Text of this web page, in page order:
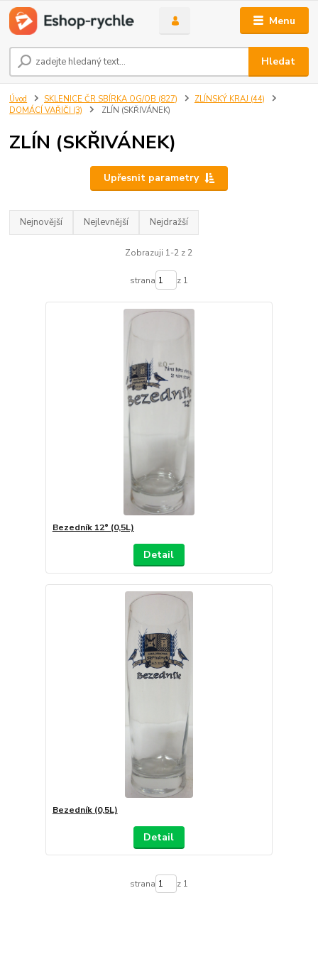
Menu
Hledat
Úvod SKLENICE ČR SBÍRKA OG/OB (827)
ZLÍNSKÝ KRAJ (44)
DOMÁCÍ VAŘIČI (3)
ZLÍN (SKŘIVÁNEK)
ZLÍN (SKŘIVÁNEK)
Upřesnit parametry
Nejnovější Nejlevnější Nejdražší
Zobrazuji 1-2 z 2
strana z 1
Bezedník 12° (0,5L)
Detail
Bezedník (0,5L)
Detail
strana z 1